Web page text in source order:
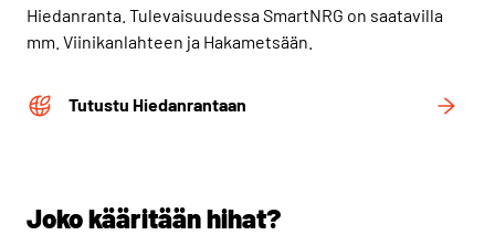
Hiedanranta. Tulevaisuudessa SmartNRG on saatavilla
mm. Viinikanlahteen ja Hakametsään.
Tutustu Hiedanrantaan
Joko kääritään hihat?